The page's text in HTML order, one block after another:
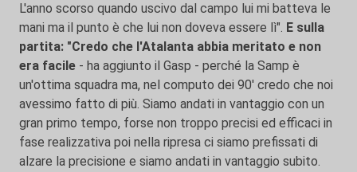
L'anno scorso quando uscivo dal campo lui mi batteva le
mani ma il punto è che lui non doveva essere lì". E sulla
partita: "Credo che l'Atalanta abbia meritato e non
era facile - ha aggiunto il Gasp - perché la Samp è
un'ottima squadra ma, nel computo dei 90' credo che noi
avessimo fatto di più. Siamo andati in vantaggio con un
gran primo tempo, forse non troppo precisi ed efficaci in
fase realizzativa poi nella ripresa ci siamo prefissati di
alzare la precisione e siamo andati in vantaggio subito.